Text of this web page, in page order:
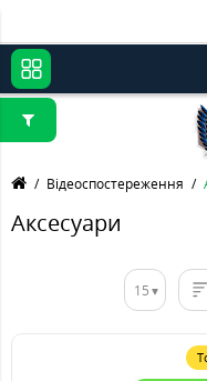
Відеоспостереження
Аксесуари
15